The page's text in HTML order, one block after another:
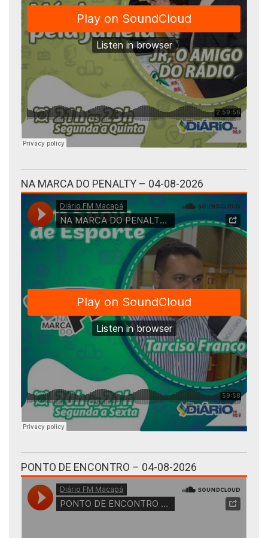
NA MARCA DO PENALTY – 04-08-2026
PONTO DE ENCONTRO – 04-08-2026